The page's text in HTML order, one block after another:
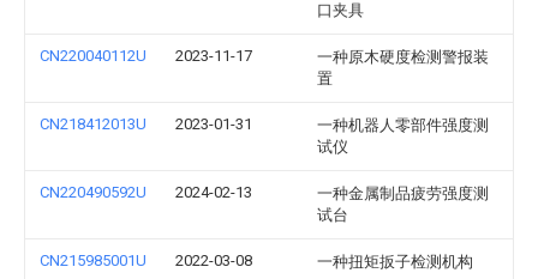
口夹具
CN220040112U 2023-11-17
一种原木硬度检测警报装
置
CN218412013U 2023-01-31
一种机器人零部件强度测
试仪
CN220490592U 2024-02-13
一种金属制品疲劳强度测
试台
CN215985001U 2022-03-08 一种扭矩扳子检测机构